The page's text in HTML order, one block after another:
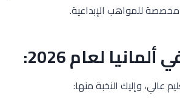
مخصصة للمواهب الإبداعية.